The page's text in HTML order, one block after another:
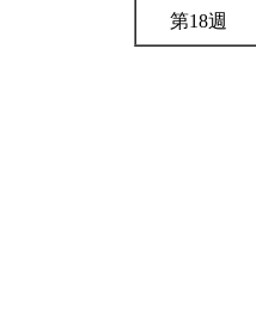
第18週